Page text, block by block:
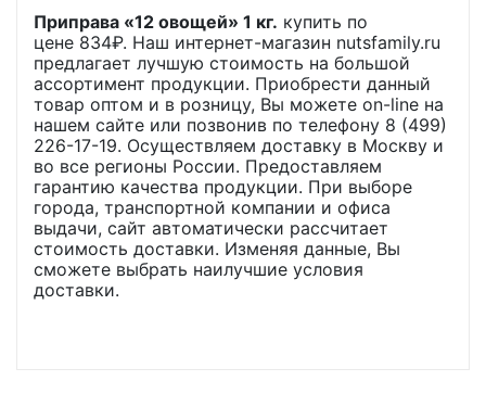
Приправа «12 овощей» 1 кг. купить по
цене 834₽. Наш интернет-магазин nutsfamily.ru
предлагает лучшую стоимость на большой
ассортимент продукции. Приобрести данный
товар оптом и в розницу, Вы можете on-line на
нашем сайте или позвонив по телефону 8 (499)
226-17-19. Осуществляем доставку в Москву и
во все регионы России. Предоставляем
гарантию качества продукции. При выборе
города, транспортной компании и офиса
выдачи, сайт автоматически рассчитает
стоимость доставки. Изменяя данные, Вы
сможете выбрать наилучшие условия
доставки.